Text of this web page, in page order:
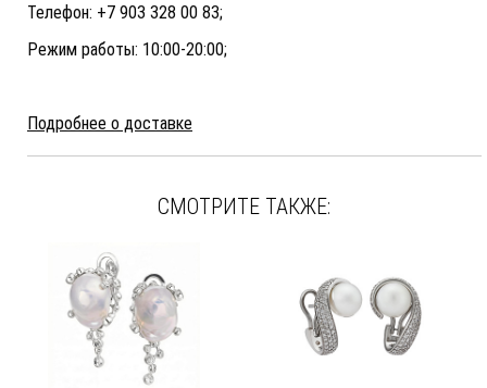
Телефон: +7 903 328 00 83;
Режим работы: 10:00-20:00;
Подробнее о доставке
СМОТРИТЕ ТАКЖЕ: